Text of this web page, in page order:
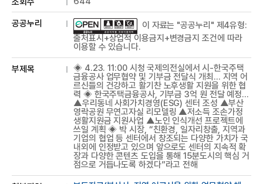
공공누리
이 자료는 "공공누리" 제4유형:
출처표시+상업적 이용금지+변경금지 조건에 따라
이용할 수 있습니다.
부제목
◈ 4.23. 11:00 시청 국제의전실에서 시-한국주택
금융공사 업무협약 및 기부금 전달식 개최… 지역 어
르신들의 건강하고 활기찬 노후생활 지원을 위한 협
력 ◈ 한국주택금융공사, 기부금 3억 원 전달 예정…
▲우리동네 사회가치경영(ESG) 센터 조성 ▲부산
영락공원 무연고자실 리모델링 ▲저소득 조손가정
생활지원금 지원사업 ▲노인 인식개선 프로젝트에
쓰일 계획 ◈ 박 시장, “친환경, 일자리창출, 지역과
기업의 협업 등 센터에서 창조되는 다양한 가치가 국
내외에 인정받고 있으며 앞으로도 센터의 지속적 확
장과 다양한 콘텐츠 도입을 통해 15분도시의 핵심 거
점으로 거듭나도록 하겠다”라고 전해